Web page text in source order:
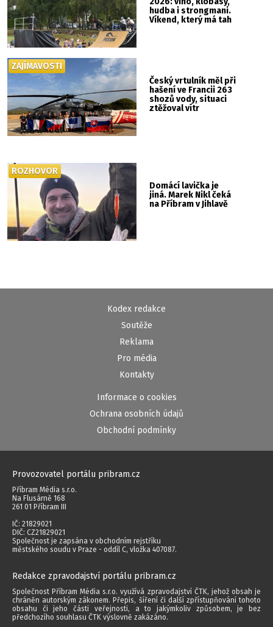
hudba i strongmani.
Víkend, který má tah
Český vrtulník měl při
hašení ve Francii 263
shozů vody, situaci
ztěžoval vítr
ZAJÍMAVOSTI
Domácí lavička je
jiná. Marek Nikl čeká
na Příbram v Jihlavě
ROZHOVOR
Kodex redakce
Soutěže
Reklama
Pro média
Kontakty
Informace o cookies
Ochrana osobních údajů
Obchodní podmínky
Provozovatel portálu pribram.cz
Příbram Média s.r.o.
Na Flusárně 168
261 01 Příbram III
IČ: 21829021
DIČ: CZ21829021
Společnost je zapsána v obchodním rejstříku
městského soudu v Praze - oddíl C, vložka 407087.
Redakce zpravodajství portálu pribram.cz
Společnost Příbram Média s.r.o. využívá zpravodajství ČTK, jehož obsah je
chráněn autorským zákonem. Přepis, šíření či další zpřístupňování tohoto
obsahu či jeho části veřejnosti, a to jakýmkoliv způsobem, je bez
předchozího souhlasu ČTK výslovně zakázáno.